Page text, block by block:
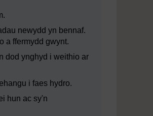
newydd yn bennaf.
a ffermydd gwynt.
dod ynghyd i weithio ar
i faes hydro.
hun ac sy'n